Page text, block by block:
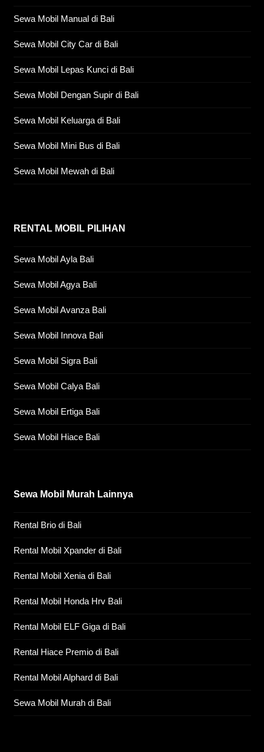
Sewa Mobil Manual di Bali
Sewa Mobil City Car di Bali
Sewa Mobil Lepas Kunci di Bali
Sewa Mobil Dengan Supir di Bali
Sewa Mobil Keluarga di Bali
Sewa Mobil Mini Bus di Bali
Sewa Mobil Mewah di Bali
RENTAL MOBIL PILIHAN
Sewa Mobil Ayla Bali
Sewa Mobil Agya Bali
Sewa Mobil Avanza Bali
Sewa Mobil Innova Bali
Sewa Mobil Sigra Bali
Sewa Mobil Calya Bali
Sewa Mobil Ertiga Bali
Sewa Mobil Hiace Bali
Sewa Mobil Murah Lainnya
Rental Brio di Bali
Rental Mobil Xpander di Bali
Rental Mobil Xenia di Bali
Rental Mobil Honda Hrv Bali
Rental Mobil ELF Giga di Bali
Rental Hiace Premio di Bali
Rental Mobil Alphard di Bali
Sewa Mobil Murah di Bali